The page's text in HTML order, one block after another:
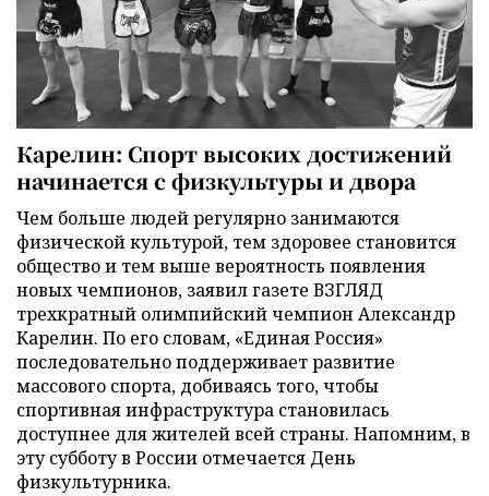
Карелин: Спорт высоких достижений
начинается с физкультуры и двора
Чем больше людей регулярно занимаются
физической культурой, тем здоровее становится
общество и тем выше вероятность появления
новых чемпионов, заявил газете ВЗГЛЯД
трехкратный олимпийский чемпион Александр
Карелин. По его словам, «Единая Россия»
последовательно поддерживает развитие
массового спорта, добиваясь того, чтобы
спортивная инфраструктура становилась
доступнее для жителей всей страны. Напомним, в
эту субботу в России отмечается День
физкультурника.